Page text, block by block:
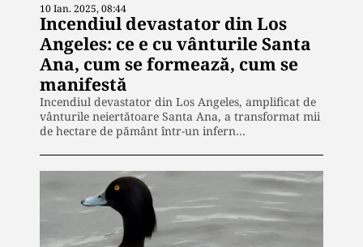
10 Ian. 2025, 08:44
Incendiul devastator din Los
Angeles: ce e cu vânturile Santa
Ana, cum se formează, cum se
manifestă
Incendiul devastator din Los Angeles, amplificat de
vânturile neiertătoare Santa Ana, a transformat mii
de hectare de pământ într-un infern…